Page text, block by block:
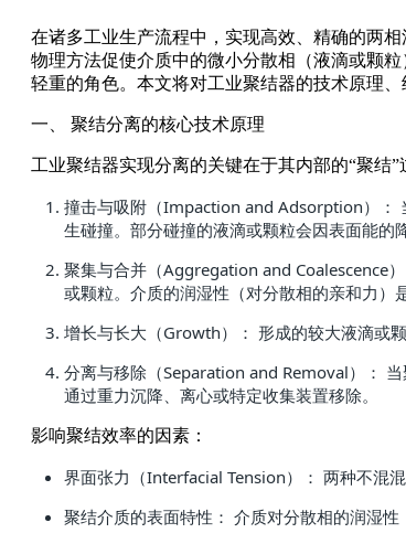
在诸多工业生产流程中，实现高效、精确的两
物理方法促使介质中的微小分散相（液滴或颗
轻重的角色。本文将对工业聚结器的技术原理
一、 聚结分离的核心技术原理
工业聚结器实现分离的关键在于其内部的“聚结
撞击与吸附（Impaction and Adsorption）：
生碰撞。部分碰撞的液滴或颗粒会因表面能的
聚集与合并（Aggregation and Coalescence
或颗粒。介质的润湿性（对分散相的亲和力）
增长与长大（Growth）： 形成的较大液滴或
分离与移除（Separation and Removal）：
通过重力沉降、离心或特定收集装置移除。
影响聚结效率的因素：
界面张力（Interfacial Tension）： 两种不混
聚结介质的表面特性： 介质对分散相的润湿性